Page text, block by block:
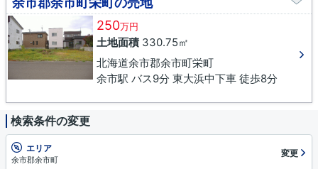
250万円
土地面積330.75㎡
北海道余市郡余市町栄町
余市駅 バス9分 東大浜中下車 徒歩8分
検索条件の変更
エリア
余市郡余市町
変更